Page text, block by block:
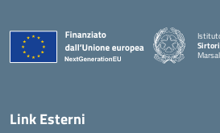
Sirtori
Link Esterni